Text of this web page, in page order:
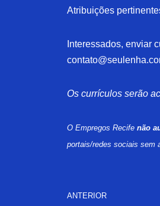
Atribuições
Interessados, enviar
Os currículos serão
O Empregos Recifenão
portais/redes sociais sem
ANTERIOR